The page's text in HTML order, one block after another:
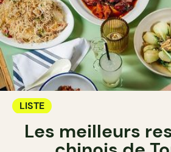
LISTE
Les meilleurs